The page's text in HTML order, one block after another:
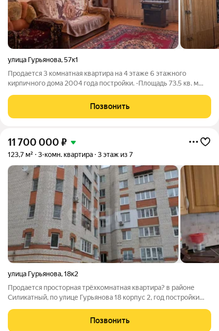
улица Гурьянова,57к1
Продается 3 комнатная квартира на 4 этаже 6 этажного
кирпичного дома 2004 года постройки. -Площадь 73.5 кв. м
планировка на разные стороны. -Косметический ремонт.
-Можно заехать и жить. -Частично
Позвонить
11 700 000 ₽
123,7 м² 3-комн. квартира 3 этаж из 7
улица Гурьянова,18к2
Пpoдaется просторная тpёxкомнатная квартиpа? в районе
Силикатный, по улице Гурьянова 18 корпус 2, год постройки
КИРПИЧНОГО дома. В квартире 2 бaлконa, вcе 3 комнаты
изолированные, недавно сделан
Позвонить